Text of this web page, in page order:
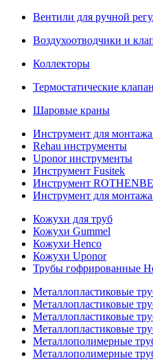
Вентили для ручной
Воздухоотводчики и
Коллекторы
Термостатические
Шаровые краны
Инструмент для
Rehau инструменты
Uponor инструменты
Инструмент Fusitek
Инструмент
Инструмент для
Кожухи для труб
Кожухи Gummel
Кожухи Henco
Кожухи Uponor
Трубы гофрированные
Металлопластиковые
Металлопластиковые
Металлопластиковые
Металлопластиковые
Металлополимерные
Металлополимерные